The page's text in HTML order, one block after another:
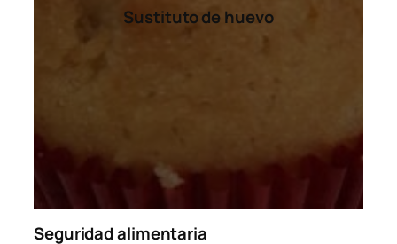
Sustituto de huevo
Seguridad alimentaria